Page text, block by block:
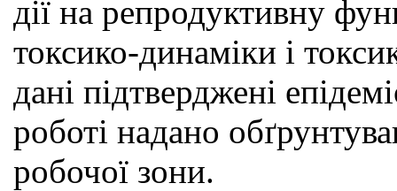
дії на репродуктивну
токсико-динаміки і
дані підтверджені
роботі надано
робочої зони.